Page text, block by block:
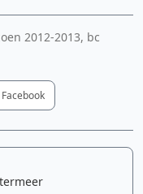
2012-2013, bc
Facebook